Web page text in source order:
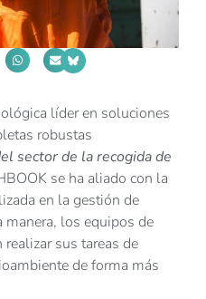
líder en soluciones
robustas
sector de la recogida de
se ha aliado con la
en la gestión de
manera, los equipos de
sus tareas de
de forma más